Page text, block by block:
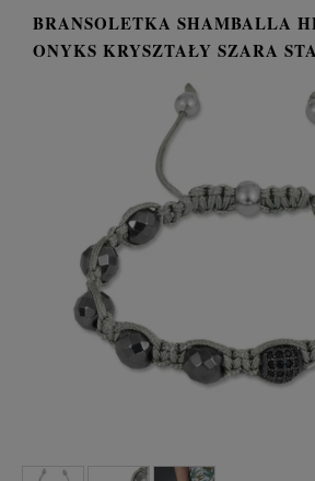
BRANSOLETKA SHAMBALLA
ONYKS KRYSZTAŁY SZARA